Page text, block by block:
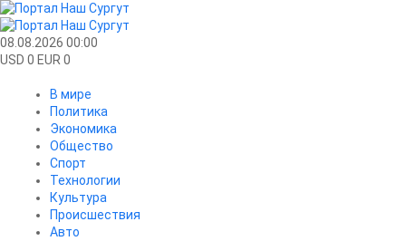
08.08.2026 00:00
USD 0 EUR 0
В мире
Политика
Экономика
Общество
Спорт
Технологии
Культура
Происшествия
Авто